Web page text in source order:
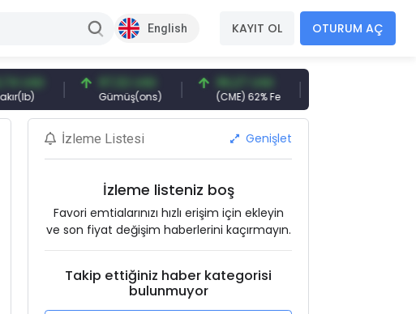
English KAYIT OL OTURUM AÇ
97,32 USD
Gümüş(ons)
96,27 USD
(CME) 62% Fe
377,25 USD
Gemi Söküm
İzleme Listesi Genişlet
İzleme listeniz boş
Favori emtialarınızı hızlı erişim için ekleyin
ve son fiyat değişim haberlerini kaçırmayın.
Takip ettiğiniz haber kategorisi
bulunmuyor